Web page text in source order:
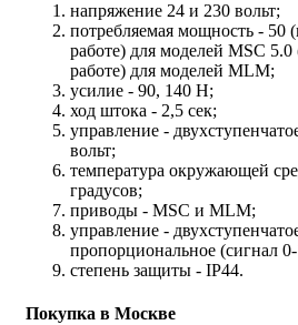
напряжение 24 и 230 вольт;
потребляемая мощность - 50
работе) для моделей MSC
работе) для моделей MLM;
усилие - 90, 140 H;
ход штока - 2,5 сек;
управление -
вольт;
температура окружающей
градусов;
приводы - MSC и MLM;
управление -
пропорциональное (сигнал 0-
степень защиты - IP44.
Покупка в Москве